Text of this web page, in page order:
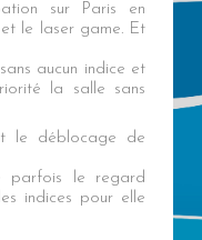
sur Paris en
le laser game. Et
aucun indice et
la salle sans
le déblocage de
parfois le regard
indices pour elle